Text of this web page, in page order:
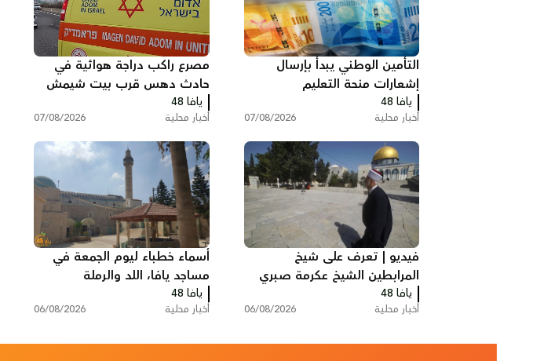
التأمين الوطني يبدأ بإرسال
إشعارات منحة التعليم
يافا 48
أخبار محلية 07/08/2026
مصرع راكب دراجة هوائية في
حادث دهس قرب بيت شيمش
يافا 48
أخبار محلية 07/08/2026
فيديو | تعرف على شيخ
المرابطين الشيخ عكرمة صبري
يافا 48
أخبار محلية 06/08/2026
أسماء خطباء ليوم الجمعة في
مساجد يافا، اللد والرملة
يافا 48
أخبار محلية 06/08/2026